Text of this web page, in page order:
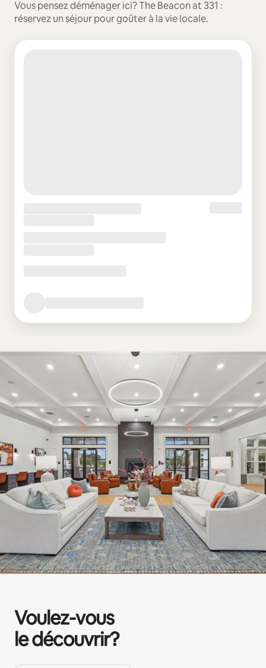
Vous pensez déménager ici? The Beacon at 331 :
réservez un séjour pour goûter à la vie locale.
Voulez-vous
le découvrir?